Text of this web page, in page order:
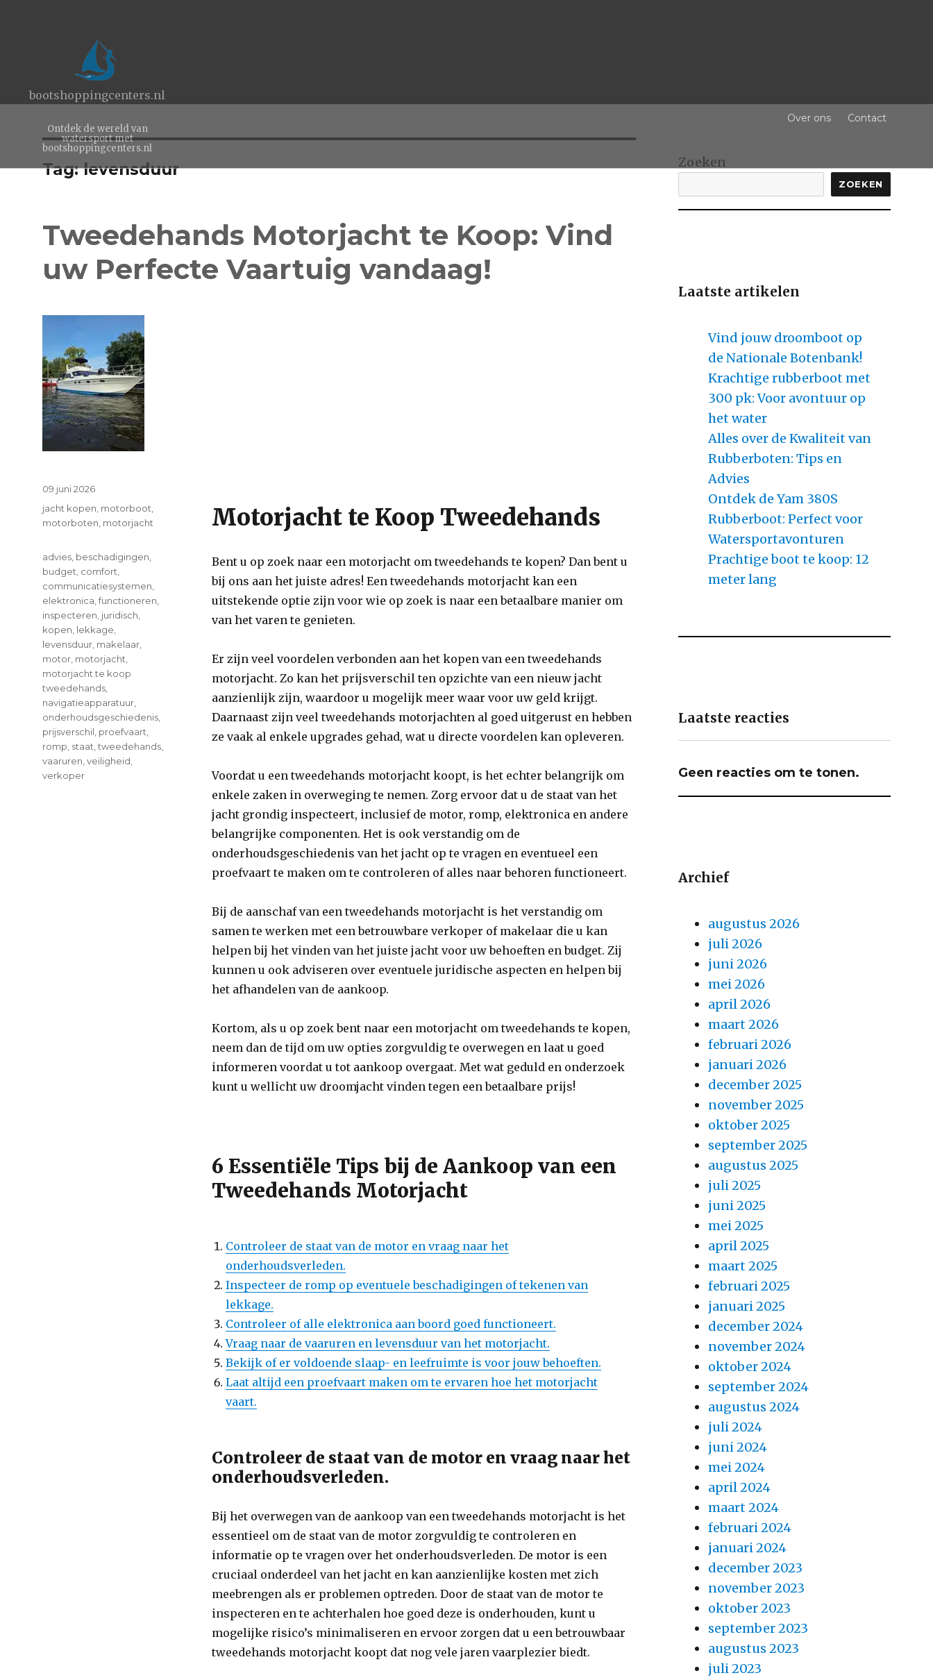
bootshoppingcenters.nl
Ontdek de wereld van
watersport met
bootshoppingcenters.nl
Over ons Contact
Tag:levensduur
Tweedehands Motorjacht te Koop: Vind
uw Perfecte Vaartuig vandaag!
Motorjacht te Koop Tweedehands
Bent u op zoek naar een motorjacht om tweedehands te kopen? Dan bent u
bij ons aan het juiste adres! Een tweedehands motorjacht kan een
uitstekende optie zijn voor wie op zoek is naar een betaalbare manier om
van het varen te genieten.
Er zijn veel voordelen verbonden aan het kopen van een tweedehands
motorjacht. Zo kan het prijsverschil ten opzichte van een nieuw jacht
aanzienlijk zijn, waardoor u mogelijk meer waar voor uw geld krijgt.
Daarnaast zijn veel tweedehands motorjachten al goed uitgerust en hebben
ze vaak al enkele upgrades gehad, wat u directe voordelen kan opleveren.
Voordat u een tweedehands motorjacht koopt, is het echter belangrijk om
enkele zaken in overweging te nemen. Zorg ervoor dat u de staat van het
jacht grondig inspecteert, inclusief de motor, romp, elektronica en andere
belangrijke componenten. Het is ook verstandig om de
onderhoudsgeschiedenis van het jacht op te vragen en eventueel een
proefvaart te maken om te controleren of alles naar behoren functioneert.
Bij de aanschaf van een tweedehands motorjacht is het verstandig om
samen te werken met een betrouwbare verkoper of makelaar die u kan
helpen bij het vinden van het juiste jacht voor uw behoeften en budget. Zij
kunnen u ook adviseren over eventuele juridische aspecten en helpen bij
het afhandelen van de aankoop.
Kortom, als u op zoek bent naar een motorjacht om tweedehands te kopen,
neem dan de tijd om uw opties zorgvuldig te overwegen en laat u goed
informeren voordat u tot aankoop overgaat. Met wat geduld en onderzoek
kunt u wellicht uw droomjacht vinden tegen een betaalbare prijs!
6 Essentiële Tips bij de Aankoop van een
Tweedehands Motorjacht
Controleer de staat van de motor en vraag naar het
onderhoudsverleden.
Inspecteer de romp op eventuele beschadigingen of tekenen van
lekkage.
Controleer of alle elektronica aan boord goed functioneert.
Vraag naar de vaaruren en levensduur van het motorjacht.
Bekijk of er voldoende slaap- en leefruimte is voor jouw behoeften.
Laat altijd een proefvaart maken om te ervaren hoe het motorjacht
vaart.
Controleer de staat van de motor en vraag naar het
onderhoudsverleden.
Bij het overwegen van de aankoop van een tweedehands motorjacht is het
essentieel om de staat van de motor zorgvuldig te controleren en
informatie op te vragen over het onderhoudsverleden. De motor is een
cruciaal onderdeel van het jacht en kan aanzienlijke kosten met zich
meebrengen als er problemen optreden. Door de staat van de motor te
inspecteren en te achterhalen hoe goed deze is onderhouden, kunt u
mogelijke risico’s minimaliseren en ervoor zorgen dat u een betrouwbaar
tweedehands motorjacht koopt dat nog vele jaren vaarplezier biedt.
Posted
on
09 juni 2026
Categories
jacht kopen motorboot
motorboten motorjacht
Tags
advies beschadigingen
budget comfort
communicatiesystemen
elektronica ,functioneren
inspecteren juridisch
kopen lekkage
levensduur makelaar
motor motorjacht
motorjacht te koop
tweedehands
navigatieapparatuur
onderhoudsgeschiedenis
prijsverschil proefvaart
romp staat ,tweedehands
vaaruren ,veiligheid
verkoper
Zoeken
ZOEKEN
Laatste artikelen
Vind jouw droomboot op
de Nationale Botenbank!
Krachtige rubberboot met
300 pk: Voor avontuur op
het water
Alles over de Kwaliteit van
Rubberboten: Tips en
Advies
Ontdek de Yam 380S
Rubberboot: Perfect voor
Watersportavonturen
Prachtige boot te koop: 12
meter lang
Laatste reacties
Geen reacties om te tonen.
Archief
augustus 2026
juli 2026
juni 2026
mei 2026
april 2026
maart 2026
februari 2026
januari 2026
december 2025
november 2025
oktober 2025
september 2025
augustus 2025
juli 2025
juni 2025
mei 2025
april 2025
maart 2025
februari 2025
januari 2025
december 2024
november 2024
oktober 2024
september 2024
augustus 2024
juli 2024
juni 2024
mei 2024
april 2024
maart 2024
februari 2024
januari 2024
december 2023
november 2023
oktober 2023
september 2023
augustus 2023
juli 2023